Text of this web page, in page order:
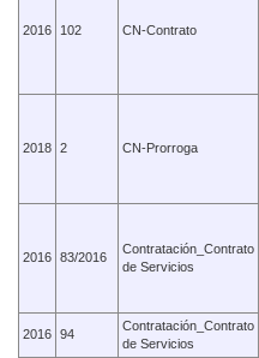
2016 102 CN-Contrato
2018 2 CN-Prorroga
2016 83/2016
Contratación_Contrato
de Servicios
2016 94
Contratación_Contrato
de Servicios